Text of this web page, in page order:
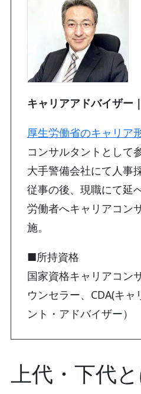
キャリアアドバイザー
厚生労働省のキャリア
コンサルタントとして参
大手警備会社にて人事
従事の後、現職にて延
労働者へキャリアコン
施。
■所持資格
国家資格キャリアコン
ウンセラー、CDA(キャ
ント・アドバイザー）
上代・下代